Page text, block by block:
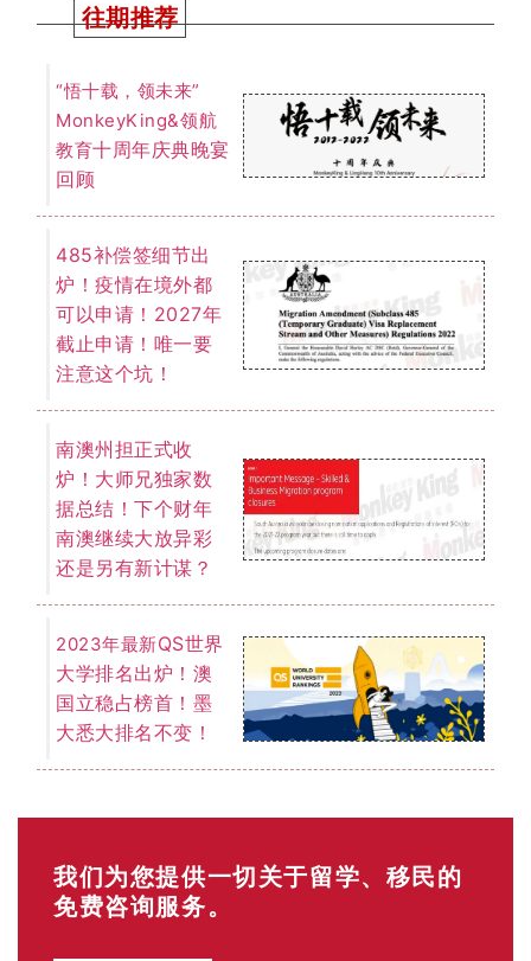
据总结！下个财年
还是另有新计谋？
2023年最新
QS世界
大悉大排名不变！
了解详情
EOI 打分表
「最低65分移民门槛」
18-24岁（25分）